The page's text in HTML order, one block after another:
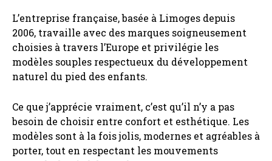
L’entreprise française, basée à Limoges depuis
2006, travaille avec des marques soigneusement
choisies à travers l’Europe et privilégie les
modèles souples respectueux du développement
naturel du pied des enfants.
Ce que j’apprécie vraiment, c’est qu’il n’y a pas
besoin de choisir entre confort et esthétique. Les
modèles sont à la fois jolis, modernes et agréables à
porter, tout en respectant les mouvements